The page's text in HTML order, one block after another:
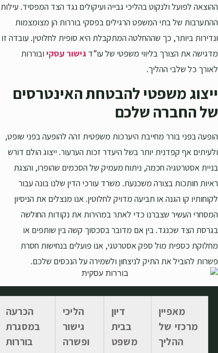
ההוצאה לפועל ולנקוט בהליכי גבייה ועיקולים נגד הצד המפסיד. עילות
ההתערבות של בתי המשפט הרגילים בפסקי בוררות הן מצומצמות
ונדירות ביותר, כך שההחלטה המתקבלת היא סופית לחלוטין. עובדה זו
מדגישה את הצורך בליווי משפטי של עו”ד גישור עסקיובוררות
לאורך כל שלבי ההליך.
ייצוג משפטי להבטחת האינטרסים
של החברה שלכם
הופעה בפני בורר מחייבת היערכות משפטית זהה להופעה בפני שופט,
ולעיתים אף קפדנית יותר בשל היעדר זכות הערעור. ייצוג הולם דורש
בניית אסטרטגיה חכמה, ניתוח מעמיק של הסכמים שהופרו, והצגת
ראיות חותכות בצורה משכנעת. משרד עורכי הדין שלנו בונה עבור
לקוחותיו קו הגנה או תביעה מדויק לחלוטין. אנו מנצלים את הניסיון
המסחרי העשיר שצברנו כדי לאתר במהירות את נקודות החולשה
בגרסת הצד שכנגד. בין אם מדובר בסכסוך קשה בין שותפים או
מחלוקת כספית מול ספק אסטרטגי, אנו פועלים בנחישות חסרת
פשרות להוביל את התיק לניצחון ולשמירה על הנכסים שלכם.
מאפיין
מרכזי של
ההליך
דיון
בבית
משפט
הליכי
גישור
ופשרה
הכרעה
במסגרת
בוררות